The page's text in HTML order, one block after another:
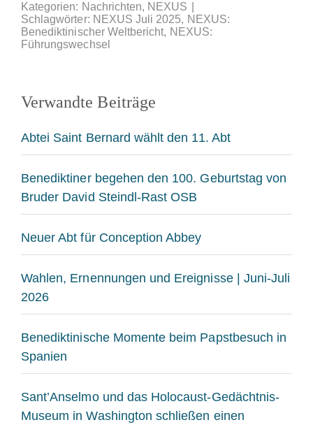
Kategorien: Nachrichten, NEXUS
Schlagwörter: NEXUS Juli 2025, NEXUS:
Benediktinischer Weltbericht, NEXUS:
Führungswechsel
Verwandte Beiträge
Abtei Saint Bernard wählt den 11. Abt
Benediktiner begehen den 100. Geburtstag von
Bruder David Steindl-Rast OSB
Neuer Abt für Conception Abbey
Wahlen, Ernennungen und Ereignisse | Juni-Juli
2026
Benediktinische Momente beim Papstbesuch in
Spanien
Sant’Anselmo und das Holocaust-Gedächtnis-
Museum in Washington schließen einen